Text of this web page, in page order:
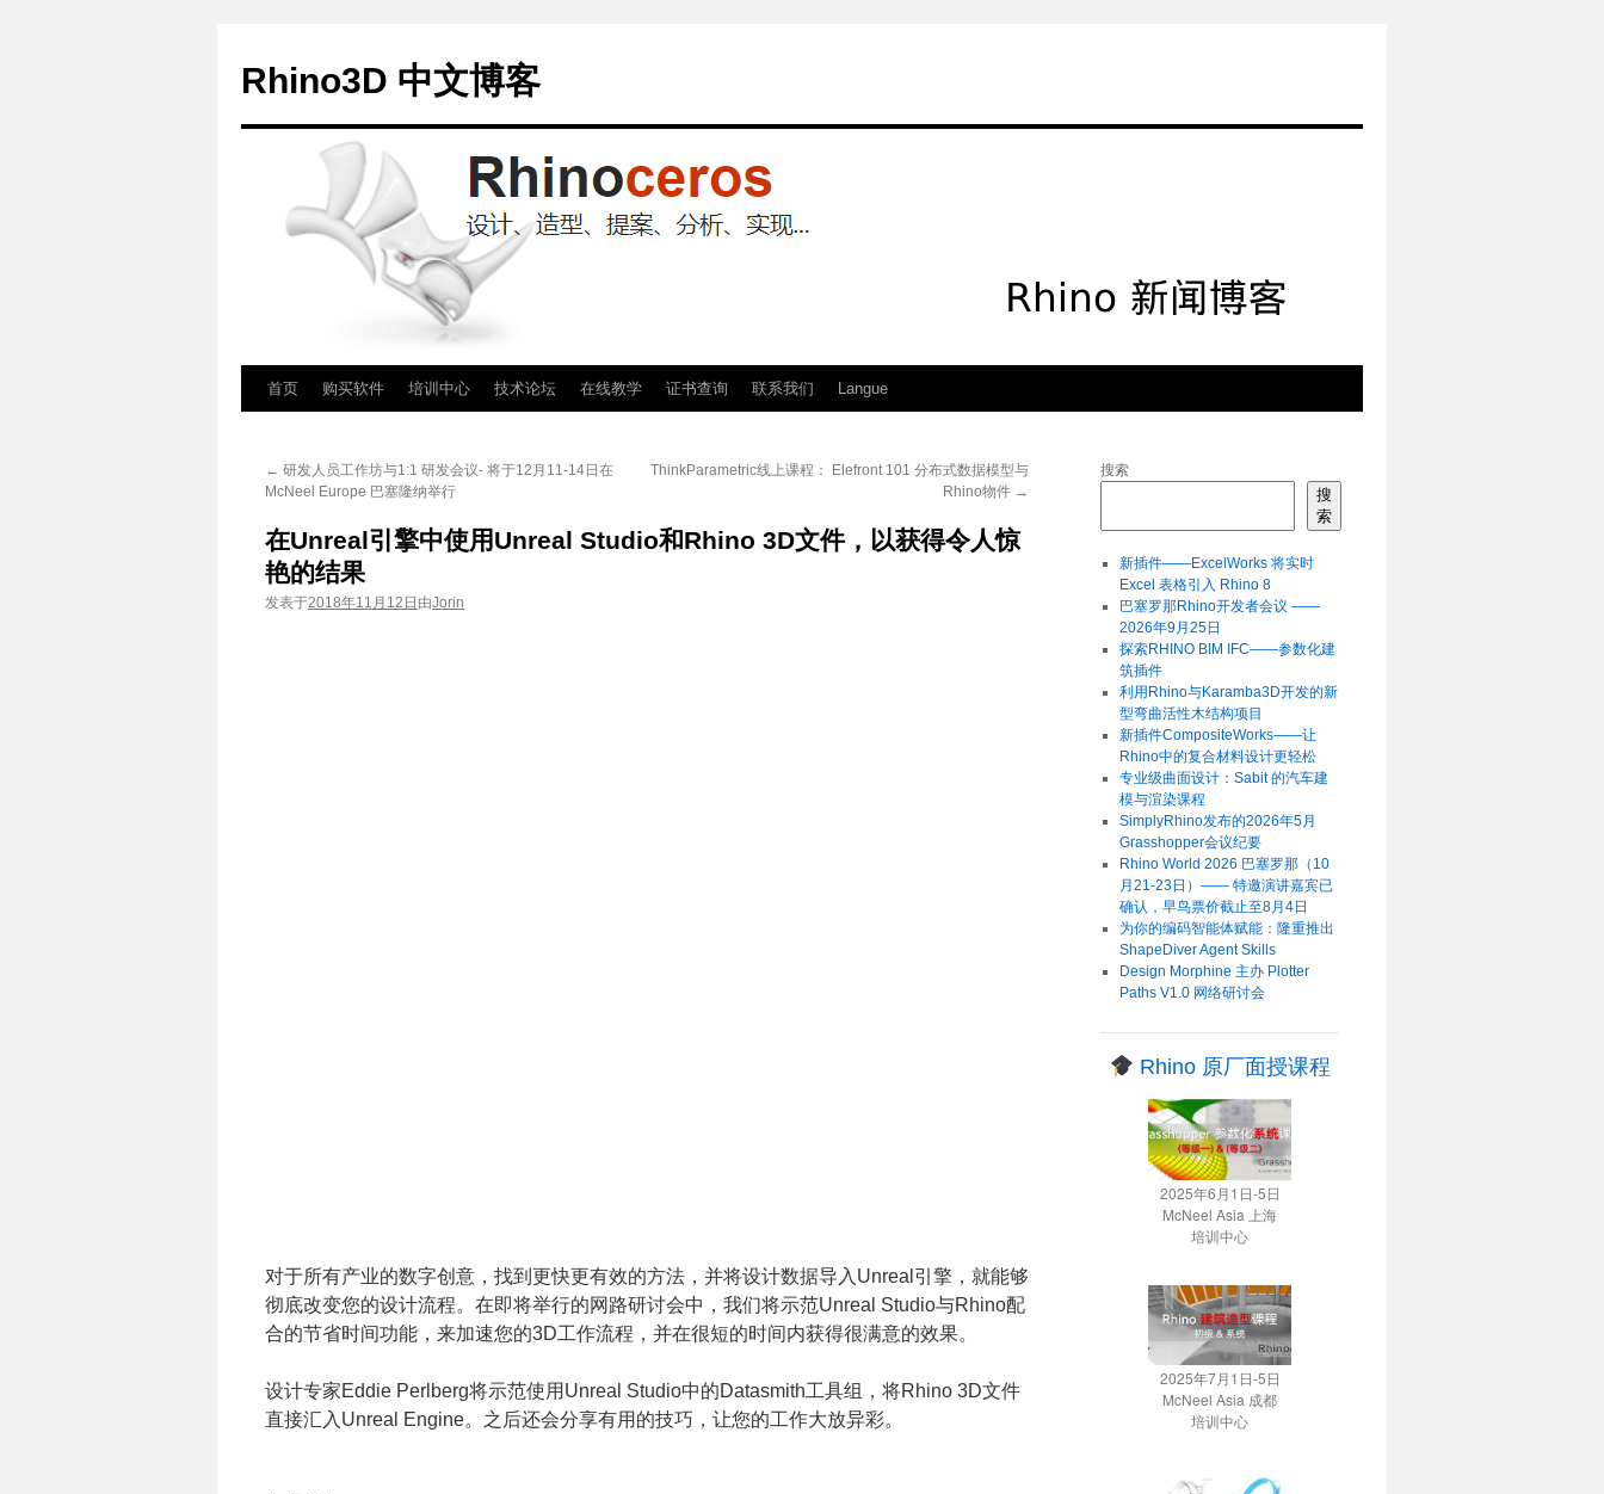
Rhino3D 中文博客
首页 购买软件 培训中心 技术论坛 在线教学 证书查询 联系我们 Langue
← 研发人员工作坊与1:1 研发会议- 将于12月11-14日在
McNeel Europe 巴塞隆纳举行
ThinkParametric线上课程： Elefront 101 分布式数据模型与
Rhino物件 →
在Unreal引擎中使用Unreal Studio和Rhino 3D文件，以获得令人惊
艳的结果
发表于2018年11月12日 由Jorin
对于所有产业的数字创意，找到更快更有效的方法，并将设计数据导入Unreal引擎，就能够
彻底改变您的设计流程。在即将举行的网路研讨会中，我们将示范Unreal Studio与Rhino配
合的节省时间功能，来加速您的3D工作流程，并在很短的时间内获得很满意的效果。
设计专家Eddie Perlberg将示范使用Unreal Studio中的Datasmith工具组，将Rhino 3D文件
直接汇入Unreal Engine。之后还会分享有用的技巧，让您的工作大放异彩。
搜索
搜
索
新插件——ExcelWorks 将实时
Excel 表格引入 Rhino 8
巴塞罗那Rhino开发者会议 ——
2026年9月25日
探索RHINO BIM IFC——参数化建
筑插件
利用Rhino与Karamba3D开发的新
型弯曲活性木结构项目
新插件CompositeWorks——让
Rhino中的复合材料设计更轻松
专业级曲面设计：Sabit 的汽车建
模与渲染课程
SimplyRhino发布的2026年5月
Grasshopper会议纪要
Rhino World 2026 巴塞罗那（10
月21-23日）—— 特邀演讲嘉宾已
确认，早鸟票价截止至8月4日
为你的编码智能体赋能：隆重推出
ShapeDiver Agent Skills
Design Morphine 主办 Plotter
Paths V1.0 网络研讨会
Rhino 原厂面授课程
2025年6月1日-5日
McNeel Asia 上海
培训中心
2025年7月1日-5日
McNeel Asia 成都
培训中心